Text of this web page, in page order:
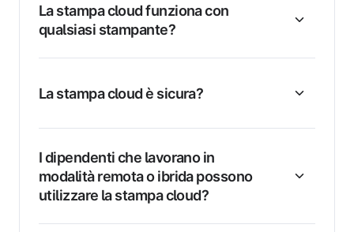
La stampa cloud funziona con
qualsiasi stampante?
La stampa cloud è sicura?
I dipendenti che lavorano in
modalità remota o ibrida possono
utilizzare la stampa cloud?